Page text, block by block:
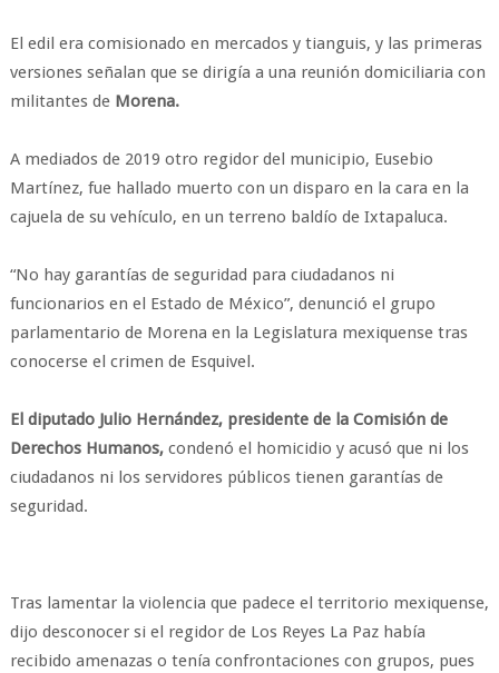
El edil era comisionado en mercados y tianguis, y las primeras
versiones señalan que se dirigía a una reunión domiciliaria con
militantes de Morena.
A mediados de 2019 otro regidor del municipio, Eusebio
Martínez, fue hallado muerto con un disparo en la cara en la
cajuela de su vehículo, en un terreno baldío de Ixtapaluca.
“No hay garantías de seguridad para ciudadanos ni
funcionarios en el Estado de México”, denunció el grupo
parlamentario de Morena en la Legislatura mexiquense tras
conocerse el crimen de Esquivel.
El diputado Julio Hernández, presidente de la Comisión de
Derechos Humanos,condenó el homicidio y acusó que ni los
ciudadanos ni los servidores públicos tienen garantías de
seguridad.
Tras lamentar la violencia que padece el territorio mexiquense,
dijo desconocer si el regidor de Los Reyes La Paz había
recibido amenazas o tenía confrontaciones con grupos, pues